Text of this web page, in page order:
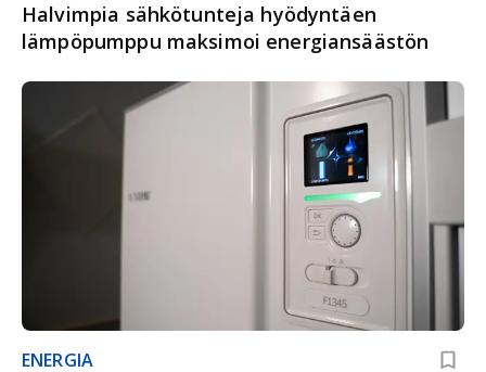
Halvimpia sähkötunteja hyödyntäen
lämpöpumppu maksimoi energiansäästön
ENERGIA